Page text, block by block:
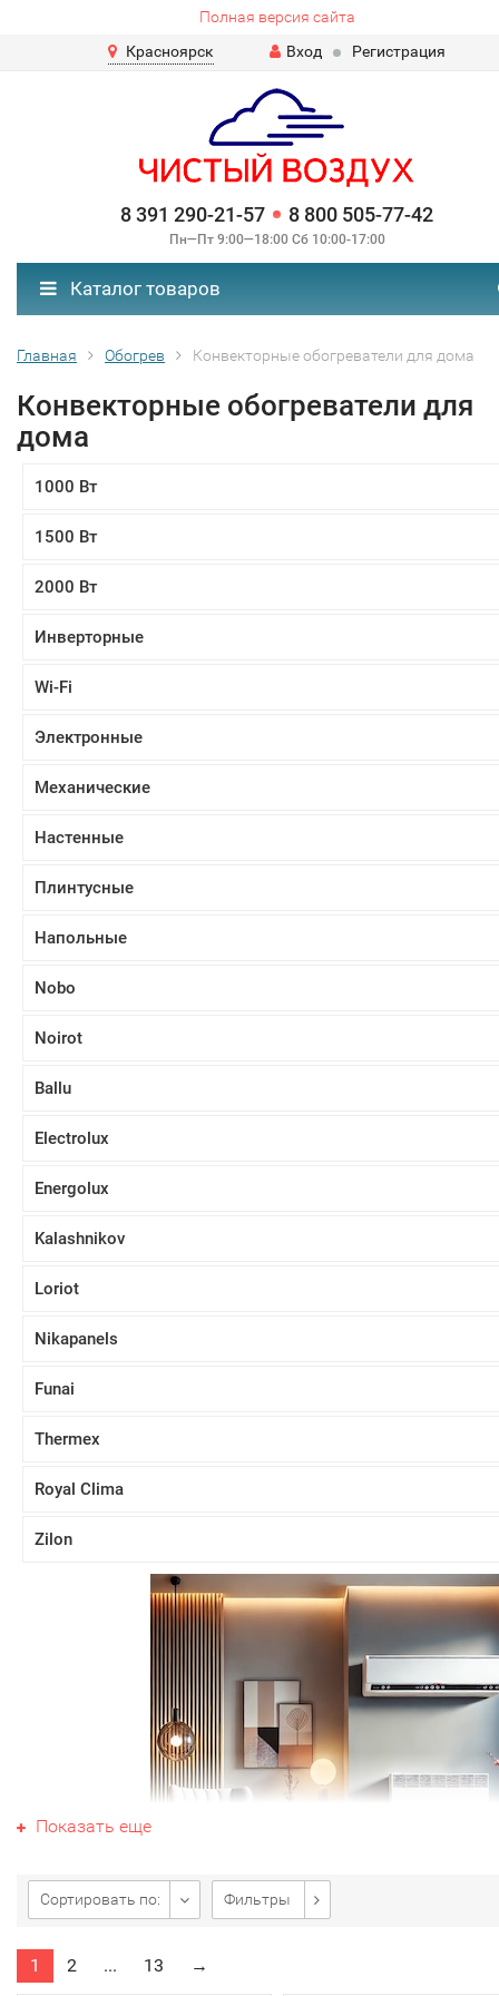
Полная версия сайта
Красноярск
Вход Регистрация
8 391 290-21-57 8 800 505-77-42
Пн—Пт 9:00—18:00 Сб 10:00-17:00
Каталог товаров
Главная Обогрев Конвекторные обогреватели для дома
Конвекторные обогреватели для
дома
1000 Вт
1500 Вт
2000 Вт
Инверторные
Wi-Fi
Электронные
Механические
Настенные
Плинтусные
Напольные
Nobo
Noirot
Ballu
Electrolux
Energolux
Kalashnikov
Loriot
Nikapanels
Funai
Тhermex
Royal Clima
Zilon
Электрический конвектор – наиболее современный
Показать еще
Сортировать по: Фильтры
1 2 ... 13 →